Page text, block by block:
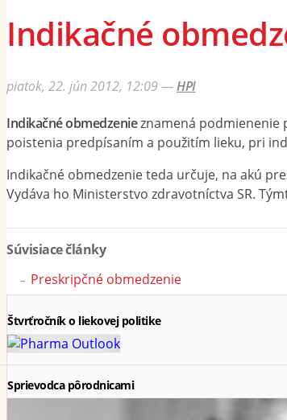
Indikačné
piatok, 22. jún 2012, 12:09—HPI
Indikačné obmedzenieznamená podmienenie
poistenia predpísaním a použitím lieku, pri
Indikačné obmedzenie teda určuje, na akú
Vydáva ho Ministerstvo zdravotníctva SR.
Súvisiace články
Preskripčné obmedzenie
Štvrťročník o liekovej politike
Sprievodca pôrodnicami